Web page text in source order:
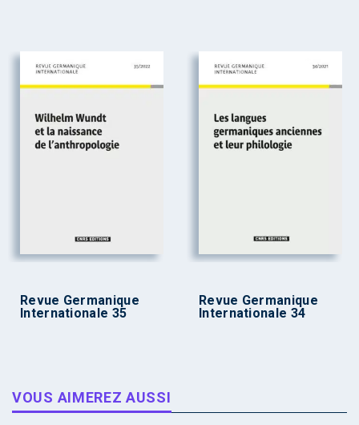
Revue Germanique
Internationale 35
Revue Germanique
Internationale 34
VOUS AIMEREZ AUSSI